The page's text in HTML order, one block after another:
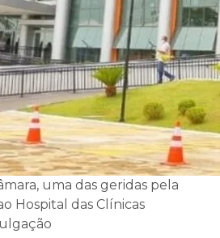
uma das geridas pela
Hospital das Clínicas